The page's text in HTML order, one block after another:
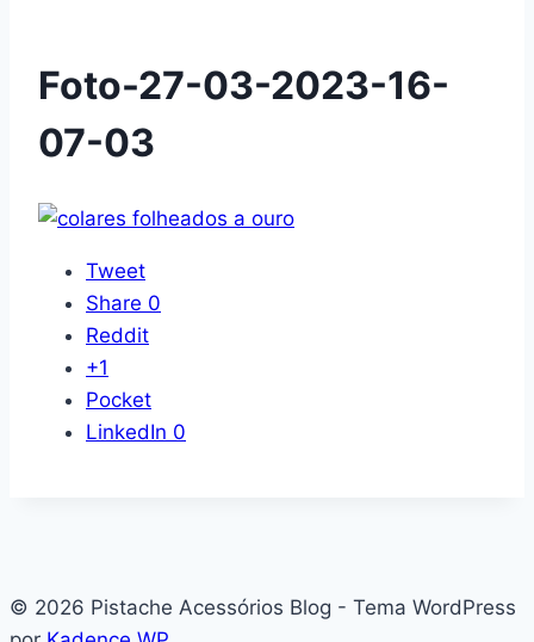
Foto-27-03-2023-16-
07-03
Tweet
Share 0
Reddit
+1
Pocket
LinkedIn 0
© 2026 Pistache Acessórios Blog - Tema WordPress